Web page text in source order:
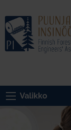
Valikko